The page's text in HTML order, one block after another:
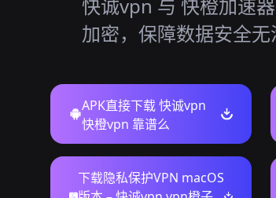
快诚vpn 与 快橙加速
加密，保障数据安全无
APK直接下载 快诚vpn
快橙vpn 靠谱么
下载隐私保护VPN macOS